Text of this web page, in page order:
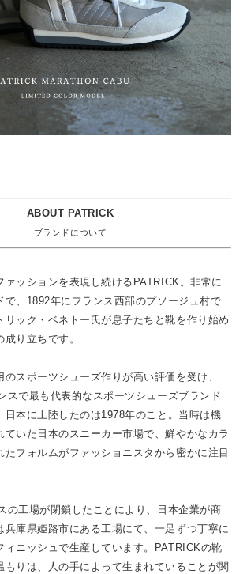
ABOUT PATRICK
ブランドについて
ァッションを表現し続けるPATRICK。非常に
で、1892年にフランス西部のプソージュ村で
リック・ベネトー氏が息子たちと靴を作り始め
り立ちです。
のスポーツシューズ作りが高い評価を受け、
スで最も代表的なスポーツシューズブランド
日本に上陸したのは1978年のこと。当時は機
ていた日本のスニーカー市場で、鮮やかなカラ
たフォルムがファッショニスタから密かに注目
の工場が閉鎖したことにより、日本企業が商
兵庫県姫路市にある工場にて、一足ずつ丁寧に
ィニッシュで生産しています。PATRICKの靴
もりは、人の手によって生まれていることが関